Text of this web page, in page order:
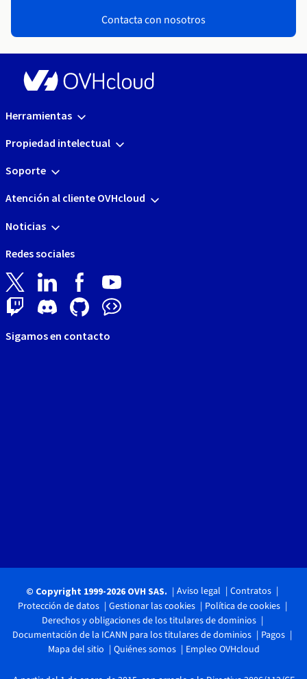
Contacta con nosotros
Herramientas
Propiedad intelectual
Soporte
Atención al cliente OVHcloud
Noticias
Redes sociales
Sigamos en contacto
© Copyright 1999-2026 OVH SAS. Aviso legal
Contratos
Protección de datos
Gestionar las cookies
Política de cookies
Derechos y obligaciones de los titulares de dominios
Documentación de la ICANN para los titulares de dominios
Pagos
Mapa del sitio
Quiénes somos Empleo OVHcloud